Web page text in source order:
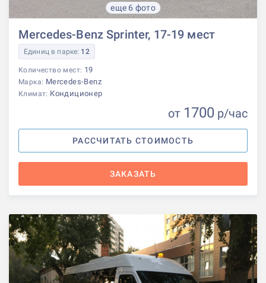
еще 6 фото
Mercedes-Benz Sprinter, 17-19 мест
Единиц в парке: 12
Количество мест: 19
Марка: Mercedes-Benz
Климат: Кондиционер
от 1700 р/час
РАССЧИТАТЬ СТОИМОСТЬ
ЗАКАЗАТЬ